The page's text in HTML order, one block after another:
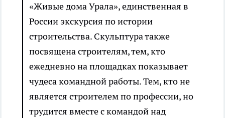
«Живые дома Урала», единственная в
России экскурсия по истории
строительства. Скульптура также
посвящена строителям, тем, кто
ежедневно на площадках показывает
чудеса командной работы. Тем, кто не
является строителем по профессии, но
трудится вместе с командой над